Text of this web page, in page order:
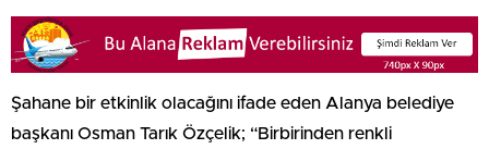
Şahane bir etkinlik olacağını ifade eden Alanya belediye
başkanı Osman Tarık Özçelik; “Birbirinden renkli